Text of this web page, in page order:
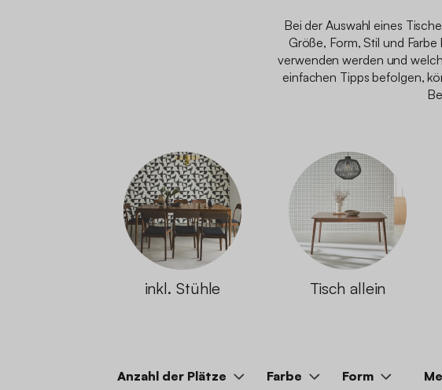
Bei der Auswahl eines
Größe, Form, Stil und
verwenden werden und
einfachen Tipps befolgen,
inkl. Stühle Tisch allein
Anzahl der Plätze Farbe Form